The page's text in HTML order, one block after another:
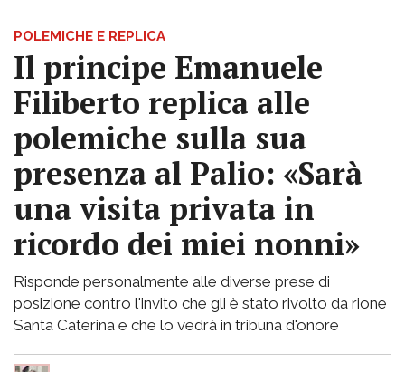
POLEMICHE E REPLICA
Il principe Emanuele
Filiberto replica alle
polemiche sulla sua
presenza al Palio: «Sarà
una visita privata in
ricordo dei miei nonni»
Risponde personalmente alle diverse prese di
posizione contro l'invito che gli è stato rivolto da rione
Santa Caterina e che lo vedrà in tribuna d'onore